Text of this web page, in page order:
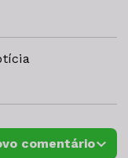
comentário